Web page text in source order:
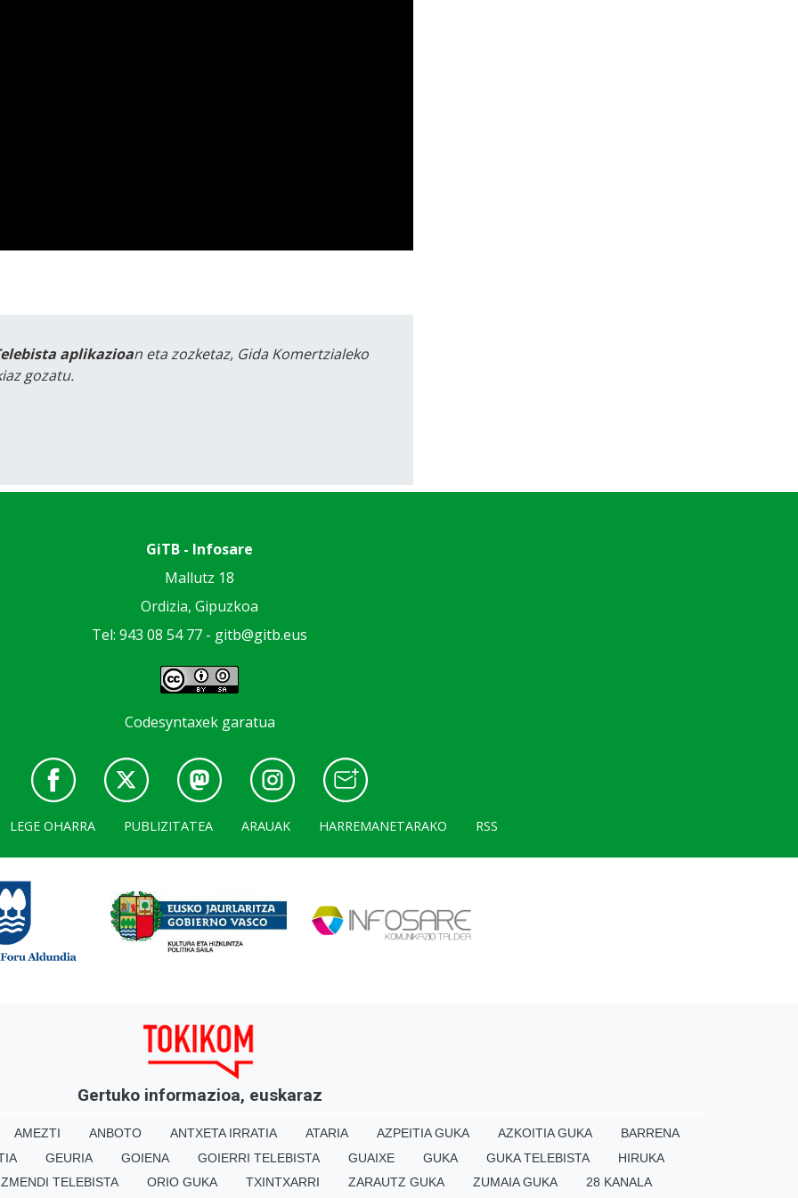
aplikazioan eta zozketaz, Gida Komertzialeko
gozatu.
GiTB - Infosare
Mallutz 18
Ordizia, Gipuzkoa
Tel: 943 08 54 77 - gitb@gitb.eus
Codesyntaxek garatua
LEGE OHARRA PUBLIZITATEA ARAUAK HARREMANETARAKO RSS
Gertuko informazioa, euskaraz
AMEZTI ANBOTO ANTXETA IRRATIA ATARIA AZPEITIA GUKA AZKOITIA GUKA
BARRENA
GEURIA GOIENA GOIERRI TELEBISTA GUAIXE GUKA GUKA TELEBISTA
HIRUKA
TELEBISTA ORIO GUKA TXINTXARRI ZARAUTZ GUKA ZUMAIA GUKA 28 KANALA